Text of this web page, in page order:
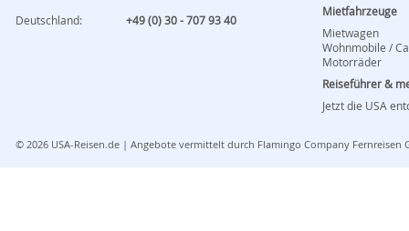
Deutschland:
+49 (0) 30 - 707 93 40
Mietfahrzeuge
Mietwagen
Wohnmobile /
Motorräder
Reiseführer &
Jetzt die USA
© 2026 USA-Reisen.de | Angebote vermittelt durch Flamingo Company Fernreisen